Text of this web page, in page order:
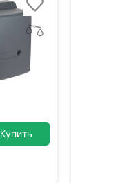
Купить